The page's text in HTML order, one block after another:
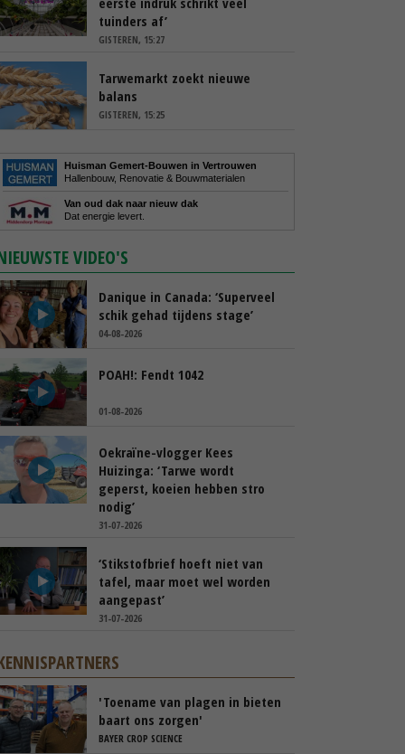
tuinders af’
GISTEREN, 15:27
Tarwemarkt zoekt nieuwe
balans
GISTEREN, 15:25
Huisman Gemert-Bouwen in Vertrouwen
Hallenbouw, Renovatie & Bouwmaterialen
Van oud dak naar nieuw dak
Dat energie levert.
VIDEO'S
Danique in Canada: ‘Superveel
schik gehad tijdens stage’
04-08-2026
POAH!: Fendt 1042
01-08-2026
Oekraïne-vlogger Kees
Huizinga: ‘Tarwe wordt
geperst, koeien hebben stro
nodig’
31-07-2026
‘Stikstofbrief hoeft niet van
tafel, maar moet wel worden
aangepast’
31-07-2026
'Toename van plagen in bieten
baart ons zorgen'
BAYER CROP SCIENCE